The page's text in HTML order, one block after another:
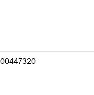
00447320